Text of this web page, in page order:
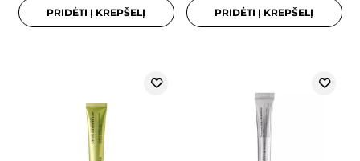
PRIDĖTI Į KREPŠELĮ PRIDĖTI Į KREPŠELĮ